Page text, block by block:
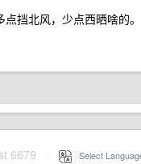
挡北风，少点西晒啥的。
6679 Select